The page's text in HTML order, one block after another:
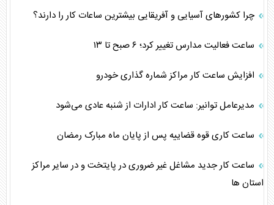
چرا کشورهای آسیایی و آفریقایی بیشترین ساعات کار را دارند؟
ساعت فعالیت مدارس تغییر کرد؛ ۶ صبح تا ۱۳
افزایش ساعت کار مراکز شماره گذاری خودرو
مدیرعامل توانیر: ساعت کار ادارات از شنبه عادی می‌شود
ساعت کاری قوه قضاییه پس از پایان ماه مبارک رمضان
ساعت کار جدید مشاغل غیر ضروری در پایتخت و در سایر مراکز
استان ها